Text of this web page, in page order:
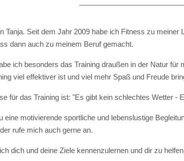
Tanja. Seit dem Jahr 2009 habe ich Fitness zu
dann auch zu meinem Beruf gemacht.
ich besonders das Training draußen in der Natur
viel effektiver ist und viel mehr Spaß und Freude
für das Training ist: "Es gibt kein schlechtes Wetter -
eine motivierende sportliche und lebenslustige
rufe mich auch gerne an.
dich und deine Ziele kennenzulernen und dir zu